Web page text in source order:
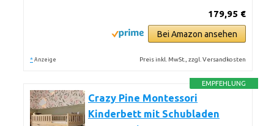
179,95 €
Bei Amazon ansehen
* Anzeige Preis inkl. MwSt., zzgl. Versandkosten
EMPFEHLUNG
Crazy Pine Montessori
Kinderbett mit Schubladen